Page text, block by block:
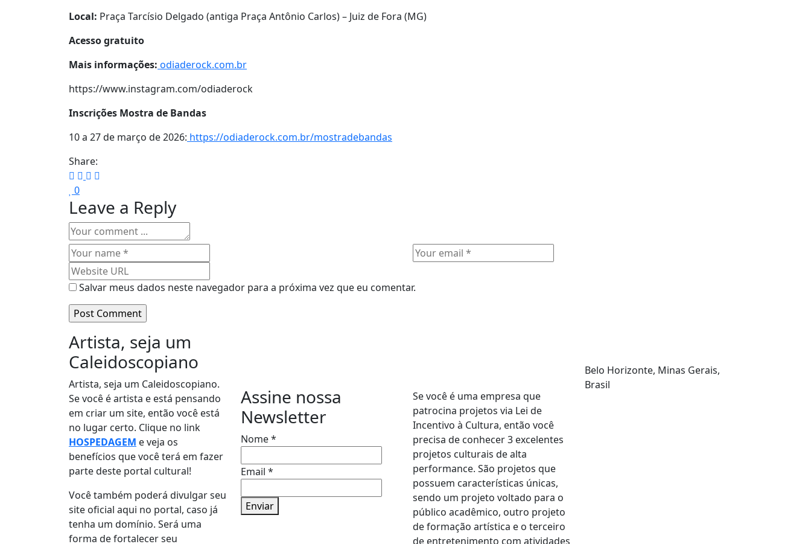
Local: Praça Tarcísio Delgado (antiga Praça Antônio Carlos) – Juiz de Fora (MG)
Acesso gratuito
Mais informações: odiaderock.com.br
https://www.instagram.com/odiaderock
Inscrições Mostra de Bandas
10 a 27 de março de 2026: https://odiaderock.com.br/mostradebandas
Share:
0
Leave a Reply
Salvar meus dados neste navegador para a próxima vez que eu comentar.
Artista, seja um
Caleidoscopiano
Artista, seja um Caleidoscopiano.
Se você é artista e está pensando
em criar um site, então você está
no lugar certo. Clique no link
HOSPEDAGEM e veja os
benefícios que você terá em fazer
parte deste portal cultural!
Você também poderá divulgar seu
site oficial aqui no portal, caso já
tenha um domínio. Será uma
forma de fortalecer seu
Assine nossa
Newsletter
Email
Nome*
Email *
Enviar
Se você é uma empresa que
patrocina projetos via Lei de
Incentivo à Cultura, então você
precisa de conhecer 3 excelentes
projetos culturais de alta
performance. São projetos que
possuem características únicas,
sendo um projeto voltado para o
público acadêmico, outro projeto
de formação artística e o terceiro
de entretenimento com atividades
Belo Horizonte, Minas Gerais,
Brasil